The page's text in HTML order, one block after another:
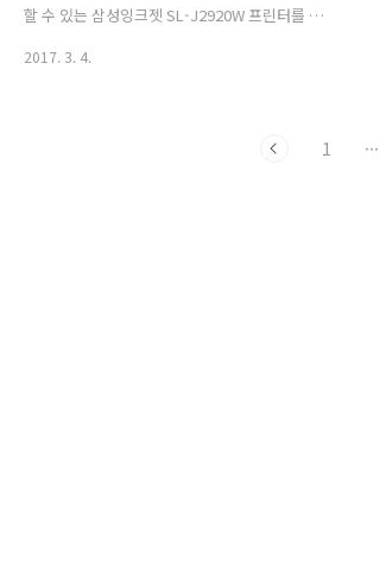
할 수 있는 삼성잉크젯 SL-J2920W 프린터를 소
스크탑PC 등 여러대의 컴퓨터와 연결하여 사용할
2017. 3. 4.
1 ···